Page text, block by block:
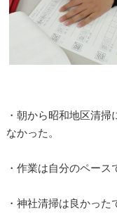
・朝から昭和地区清
なかった。
・作業は自分のペース
・神社清掃は良かった